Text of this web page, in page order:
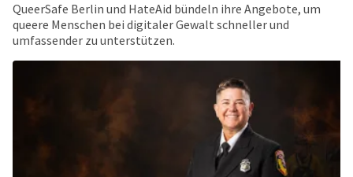
QueerSafe Berlin und HateAid bündeln ihre Angebote, um
queere Menschen bei digitaler Gewalt schneller und
umfassender zu unterstützen.